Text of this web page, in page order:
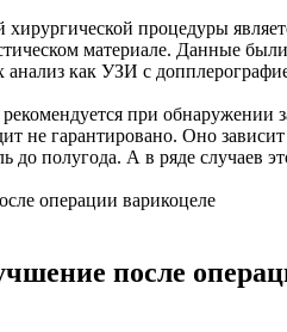
процедуры
материале. Данные
как УЗИ с
при
не гарантировано. Оно
до полугода. А в ряде случаев
после